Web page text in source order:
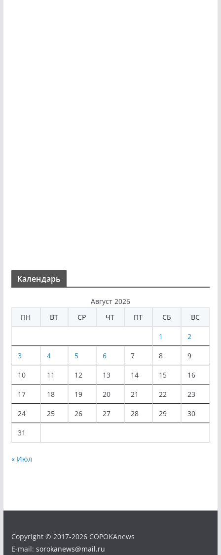
Календарь
Август 2026
ПН
ВТ СР ЧТ ПТ СБ ВС
1 2
3 4 5 6 7 8 9
10 11 12 13 14 15 16
17 18 19 20 21 22 23
24 25 26 27 28 29 30
31
« Июл
Copyright © 2017-2026 COPOKAnews
E-mail: sorokanews@mail.ru